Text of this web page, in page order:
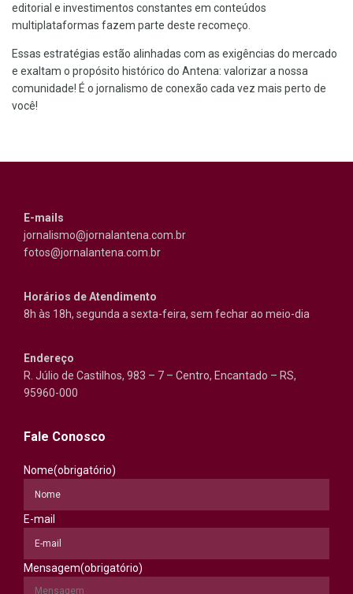
editorial e investimentos constantes em conteúdos
multiplataformas fazem parte deste recomeço.
Essas estratégias estão alinhadas com as exigências do mercado
e exaltam o propósito histórico do Antena: valorizar a nossa
comunidade! É o jornalismo de conexão cada vez mais perto de
você!
E-mails
jornalismo@jornalantena.com.br
fotos@jornalantena.com.br
Horários de Atendimento
8h às 18h, segunda a sexta-feira, sem fechar ao meio-dia
Endereço
R. Júlio de Castilhos, 983 – 7 – Centro, Encantado – RS,
95960-000
Fale Conosco
Nome(obrigatório)
E-mail
Mensagem(obrigatório)